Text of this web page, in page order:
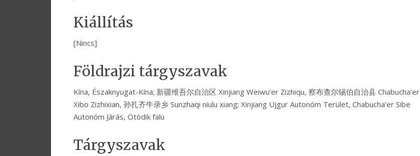
Kiállítás
[Nincs]
Földrajzi tárgyszavak
Kína, Északnyugat-Kína; 新疆维吾尔自治区 Xinjiang Weiwu’er Zizhiqu, 察布查尔锡伯自治县 Chabucha’er
Xibo Zizhixian, 孙扎齐牛录乡 Sunzhaqi niulu xiang; Xinjiang Ujgur Autonóm Terület, Chabucha’er Sibe
Autonóm Járás, Ötödik falu
Tárgyszavak